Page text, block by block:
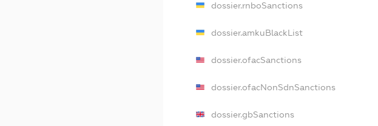
dossier.rnboSanctions
dossier.amkuBlackList
dossier.ofacSanctions
dossier.ofacNonSdnSanctions
dossier.gbSanctions